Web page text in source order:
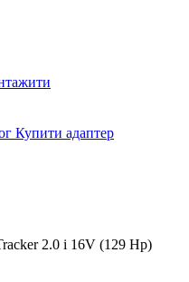
Купити адаптер
2.0 i 16V (129 Hp)